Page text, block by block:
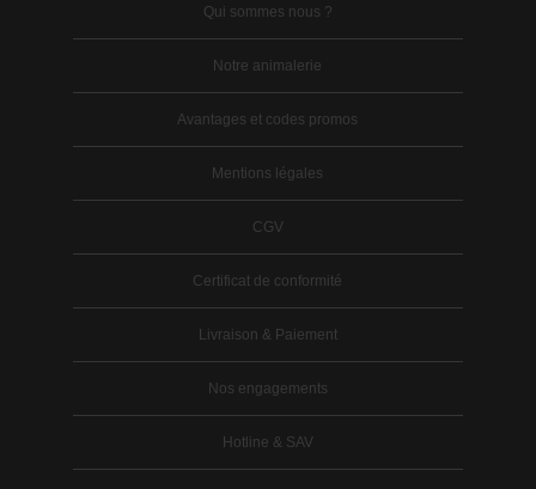
Qui sommes nous ?
Notre animalerie
Avantages et codes promos
Mentions légales
CGV
Certificat de conformité
Livraison & Paiement
Nos engagements
Hotline & SAV